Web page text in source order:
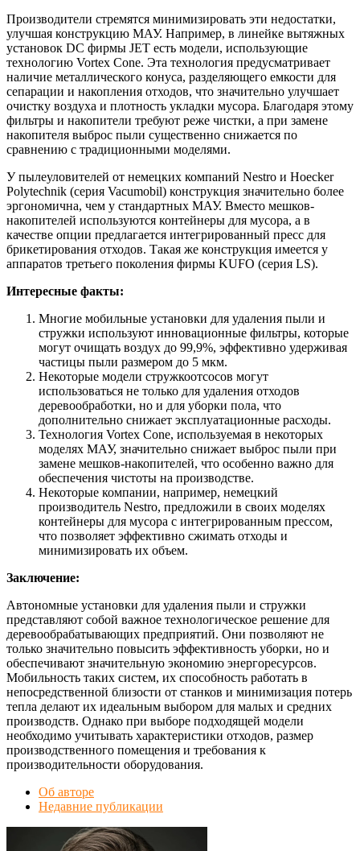
Производители стремятся минимизировать эти недостатки,
улучшая конструкцию МАУ. Например, в линейке вытяжных
установок DC фирмы JET есть модели, использующие
технологию Vortex Cone. Эта технология предусматривает
наличие металлического конуса, разделяющего емкости для
сепарации и накопления отходов, что значительно улучшает
очистку воздуха и плотность укладки мусора. Благодаря этому
фильтры и накопители требуют реже чистки, а при замене
накопителя выброс пыли существенно снижается по
сравнению с традиционными моделями.
У пылеуловителей от немецких компаний Nestro и Hoecker
Polytechnik (серия Vacumobil) конструкция значительно более
эргономична, чем у стандартных МАУ. Вместо мешков-
накопителей используются контейнеры для мусора, а в
качестве опции предлагается интегрированный пресс для
брикетирования отходов. Такая же конструкция имеется у
аппаратов третьего поколения фирмы KUFO (серия LS).
Интересные факты:
Многие мобильные установки для удаления пыли и
стружки используют инновационные фильтры, которые
могут очищать воздух до 99,9%, эффективно удерживая
частицы пыли размером до 5 мкм.
Некоторые модели стружкоотсосов могут
использоваться не только для удаления отходов
деревообработки, но и для уборки пола, что
дополнительно снижает эксплуатационные расходы.
Технология Vortex Cone, используемая в некоторых
моделях МАУ, значительно снижает выброс пыли при
замене мешков-накопителей, что особенно важно для
обеспечения чистоты на производстве.
Некоторые компании, например, немецкий
производитель Nestro, предложили в своих моделях
контейнеры для мусора с интегрированным прессом,
что позволяет эффективно сжимать отходы и
минимизировать их объем.
Заключение:
Автономные установки для удаления пыли и стружки
представляют собой важное технологическое решение для
деревообрабатывающих предприятий. Они позволяют не
только значительно повысить эффективность уборки, но и
обеспечивают значительную экономию энергоресурсов.
Мобильность таких систем, их способность работать в
непосредственной близости от станков и минимизация потерь
тепла делают их идеальным выбором для малых и средних
производств. Однако при выборе подходящей модели
необходимо учитывать характеристики отходов, размер
производственного помещения и требования к
производительности оборудования.
Об авторе
Недавние публикации